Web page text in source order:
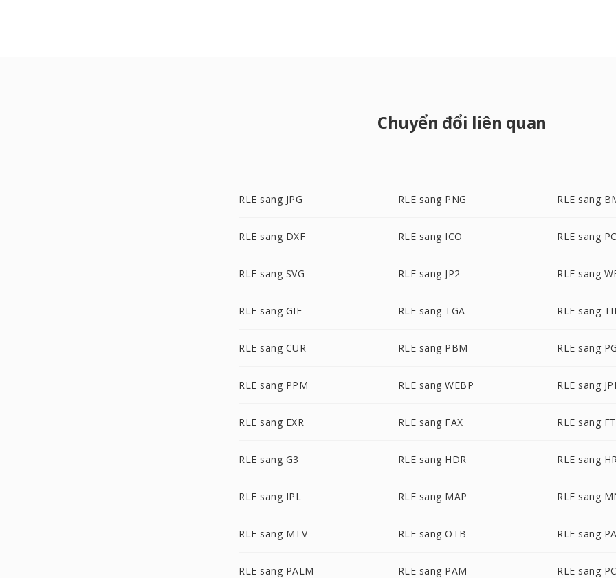
Chuyển đổi liên quan
RLE sang JPG RLE sang PNG RLE sang
RLE sang DXF RLE sang ICO RLE sang
RLE sang SVG RLE sang JP2 RLE sang
RLE sang GIF RLE sang TGA RLE sang
RLE sang CUR RLE sang PBM RLE sang
RLE sang PPM RLE sang WEBP RLE sang
RLE sang EXR RLE sang FAX RLE sang
RLE sang G3 RLE sang HDR RLE sang
RLE sang IPL RLE sang MAP RLE sang
RLE sang MTV RLE sang OTB RLE sang
RLE sang PALM RLE sang PAM RLE sang